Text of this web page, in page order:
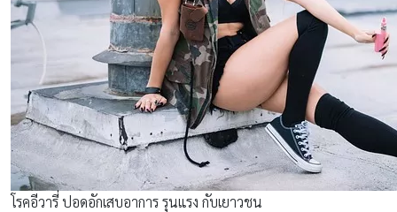
โรคอีวารี่ ปอดอักเสบอาการ รุนแรง กับเยาวชน